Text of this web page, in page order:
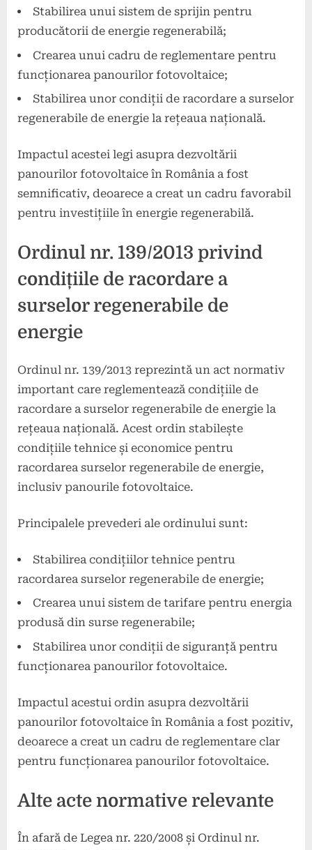
Stabilirea unui sistem de sprijin pentru
producătorii de energie regenerabilă;
Crearea unui cadru de reglementare pentru
funcționarea panourilor fotovoltaice;
Stabilirea unor condiții de racordare a surselor
regenerabile de energie la rețeaua națională.
Impactul acestei legi asupra dezvoltării
panourilor fotovoltaice în România a fost
semnificativ, deoarece a creat un cadru favorabil
pentru investițiile în energie regenerabilă.
Ordinul nr. 139/2013 privind
condițiile de racordare a
surselor regenerabile de
energie
Ordinul nr. 139/2013 reprezintă un act normativ
important care reglementează condițiile de
racordare a surselor regenerabile de energie la
rețeaua națională. Acest ordin stabilește
condițiile tehnice și economice pentru
racordarea surselor regenerabile de energie,
inclusiv panourile fotovoltaice.
Principalele prevederi ale ordinului sunt:
Stabilirea condițiilor tehnice pentru
racordarea surselor regenerabile de energie;
Crearea unui sistem de tarifare pentru energia
produsă din surse regenerabile;
Stabilirea unor condiții de siguranță pentru
funcționarea panourilor fotovoltaice.
Impactul acestui ordin asupra dezvoltării
panourilor fotovoltaice în România a fost pozitiv,
deoarece a creat un cadru de reglementare clar
pentru funcționarea panourilor fotovoltaice.
Alte acte normative relevante
În afară de Legea nr. 220/2008 și Ordinul nr.